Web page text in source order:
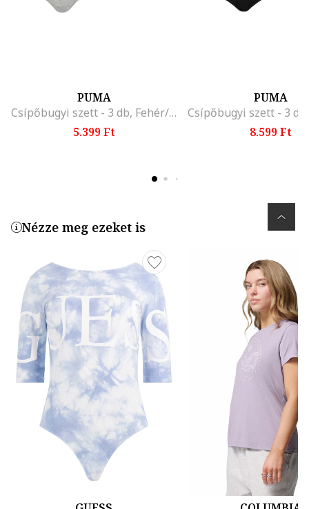
PUMA
Csípőbugyi szett - 3 db, Fehér/Fekete/Melange szürke
5.399 Ft
PUMA
8.599 Ft
Nézze meg ezeket is